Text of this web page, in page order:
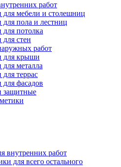
работ
для мебели и столешниц
для пола и лестниц
для потолка
для стен
работ
для крыши
для металла
террас
для фасадов
защитные
внутренних работ
для всего остального